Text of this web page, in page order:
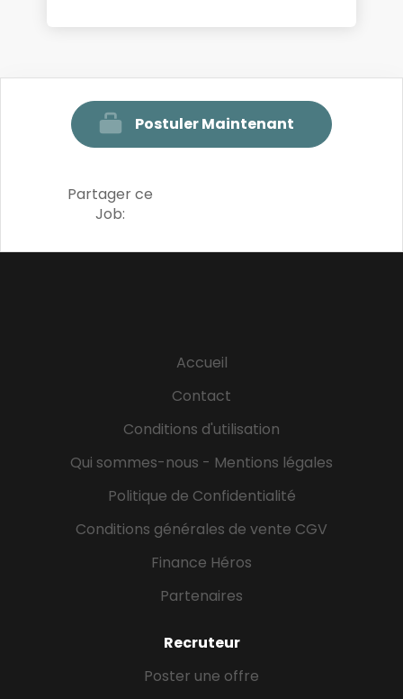
Postuler Maintenant
Partager ce
Job:
Accueil
Contact
Conditions d'utilisation
Qui sommes-nous - Mentions légales
Politique de Confidentialité
Conditions générales de vente CGV
Finance Héros
Partenaires
Recruteur
Poster une offre